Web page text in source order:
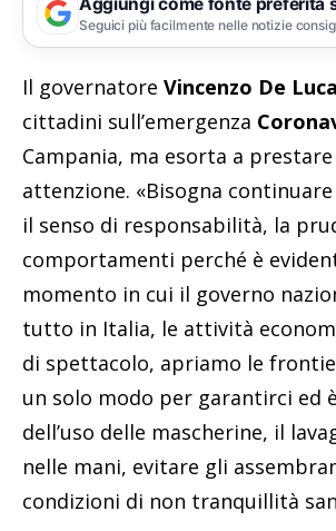
Seguici più facilmente nelle notizie
Il governatore Vincenzo De Luca
cittadini sull’emergenza
Campania, ma esorta a
attenzione. «Bisogna
il senso di responsabilità, la
comportamenti perché è
momento in cui il governo
tutto in Italia, le attività
di spettacolo, apriamo le
un solo modo per garantirci ed
dell’uso delle mascherine, il
nelle mani, evitare gli
condizioni di non tranquillità